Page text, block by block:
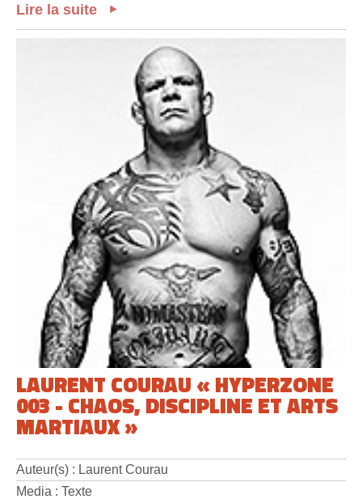
Lire la suite
LAURENT COURAU « HYPERZONE
003 - CHAOS, DISCIPLINE ET ARTS
MARTIAUX »
Auteur(s) : Laurent Courau
Media : Texte